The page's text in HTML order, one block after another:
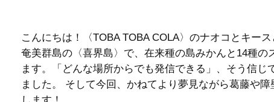
こんにちは！〈TOBA TOBA COLA〉のナオコとキー
奄美群島の〈喜界島〉で、在来種の島みかんと14種
ます。「どんな場所からでも発信できる」、そう信
ました。 そして今回、かねてより夢見ながら葛藤や